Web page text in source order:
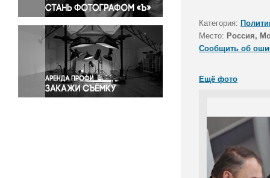
Религия
Светская жизнь
Спорт
Экология
Экономика и бизнес
Категория:
Место: Россия,
Сообщить об
Ещё фото